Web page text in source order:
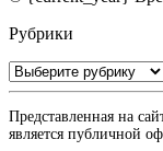
Рубрики
Рубрики
Представленная на
является публичной